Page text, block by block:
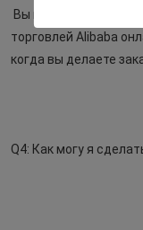
Вы можете сделать
торговлей Alibaba
когда вы делаете
Q4: Как могу я